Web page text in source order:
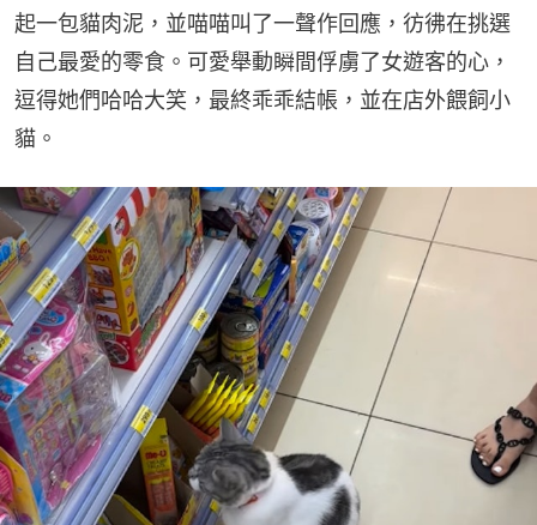
起一包貓肉泥，並喵喵叫了一聲作回應，彷彿在挑選
自己最愛的零食。可愛舉動瞬間俘虜了女遊客的心，
逗得她們哈哈大笑，最終乖乖結帳，並在店外餵飼小
貓。